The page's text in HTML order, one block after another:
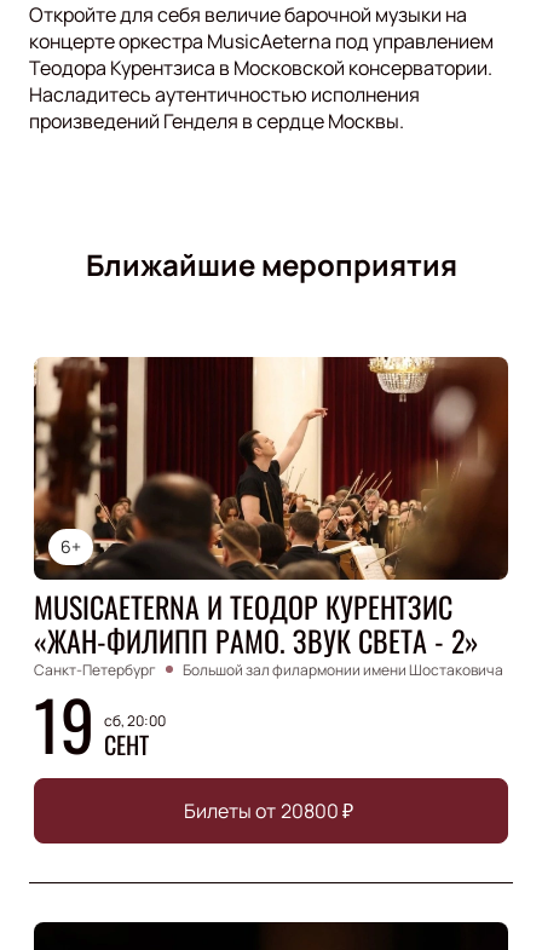
Откройте для себя величие барочной музыки на
концерте оркестра MusicAeterna под управлением
Теодора Курентзиса в Московской консерватории.
Насладитесь аутентичностью исполнения
произведений Генделя в сердце Москвы.
Ближайшие мероприятия
6+
MUSICAETERNA И ТЕОДОР КУРЕНТЗИС
«ЖАН-ФИЛИПП РАМО. ЗВУК СВЕТА - 2»
Санкт-Петербург Большой зал филармонии имени Шостаковича
19 сб, 20:00
СЕНТ
Билеты от20800₽